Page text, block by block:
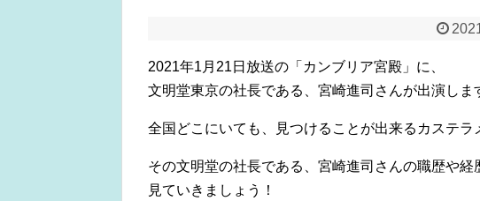
2021年1月21日放送の「カンブリア宮殿」に、
文明堂東京の社長である、宮崎進司さんが出演しま
全国どこにいても、見つけることが出来るカステラ
その文明堂の社長である、宮崎進司さんの職歴や経
見ていきましょう！